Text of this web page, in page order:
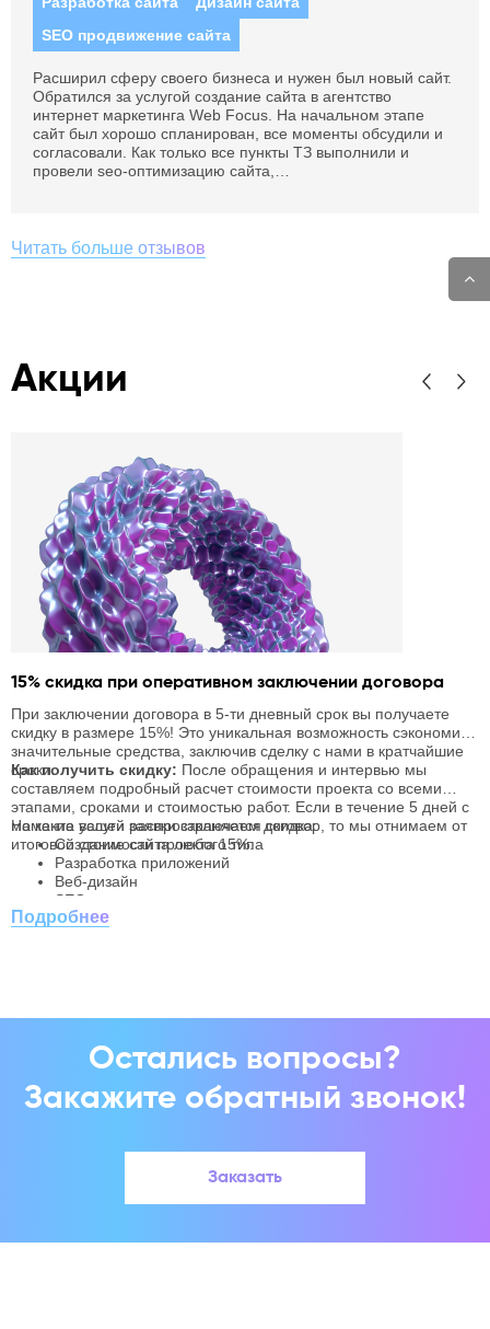
SEO продвижение сайта
Расширил сферу своего бизнеса и нужен был новый сайт.
Обратился за услугой создание сайта в агентство
интернет маркетинга Web Focus. На начальном этапе
сайт был хорошо спланирован, все моменты обсудили и
согласовали. Как только все пункты ТЗ выполнили и
провели seo-оптимизацию сайта,…
Читать больше отзывов
Акции
15% скидка при оперативном заключении договора
При заключении договора в 5-ти дневный срок вы получаете
скидку в размере 15%! Это уникальная возможность сэкономить
значительные средства, заключив сделку с нами в кратчайшие
сроки.
Как получить скидку: После обращения и интервью мы
составляем подробный расчет стоимости проекта со всеми
этапами, сроками и стоимостью работ. Если в течение 5 дней с
момента вашей заявки заключаем договор, то мы отнимаем от
итоговой стоимости проекта 15%.
На какие услуги распространяется скидка:
Создание сайта любого типа
Разработка приложений
Веб-дизайн
SEO-продвижение
Подробнее
Остались вопросы?
Закажите обратный звонок!
Заказать